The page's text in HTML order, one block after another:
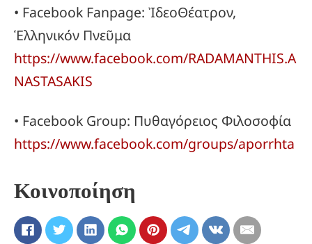
• Facebook Fanpage: ἸδεοΘέατρον,
Ἑλληνικόν Πνεῦμα
https://www.facebook.com/RADAMANTHIS.A
NASTASAKIS
• Facebook Group: Πυθαγόρειος Φιλοσοφία
https://www.facebook.com/groups/aporrhta
Κοινοποίηση